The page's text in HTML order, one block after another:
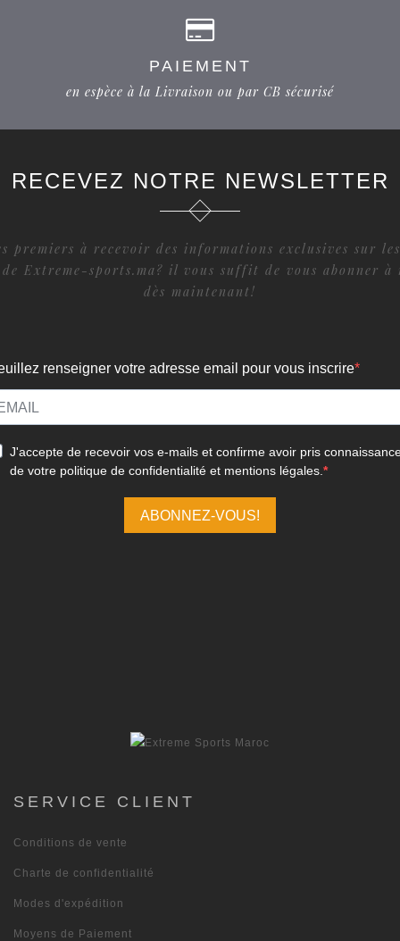
PAIEMENT
en espèce à la Livraison ou par CB sécurisé
RECEVEZ NOTRE NEWSLETTER
premiers à recevoir des informations exclusives sur
de Extreme-sports.ma? il vous suffit de vous abonner
dès maintenant!
SERVICE CLIENT
Conditions de vente
Charte de confidentialité
Modes d'expédition
Moyens de Paiement